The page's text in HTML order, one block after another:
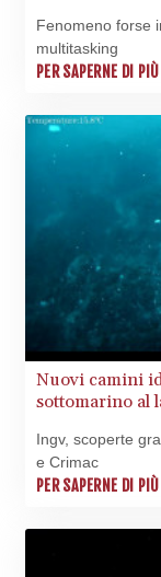
Fenomeno forse
multitasking
PER SAPERNE DI PIÙ
Nuovi camini
sottomarino al
Ingv, scoperte
e Crimac
PER SAPERNE DI PIÙ